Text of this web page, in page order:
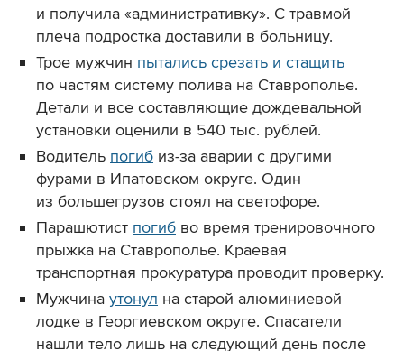
и получила «административку». С травмой
плеча подростка доставили в больницу.
Трое мужчин пытались срезать и стащить
по частям систему полива на Ставрополье.
Детали и все составляющие дождевальной
установки оценили в 540 тыс. рублей.
Водитель погиб из-за аварии с другими
фурами в Ипатовском округе. Один
из большегрузов стоял на светофоре.
Парашютист погиб во время тренировочного
прыжка на Ставрополье. Краевая
транспортная прокуратура проводит проверку.
Мужчина утонул на старой алюминиевой
лодке в Георгиевском округе. Спасатели
нашли тело лишь на следующий день после